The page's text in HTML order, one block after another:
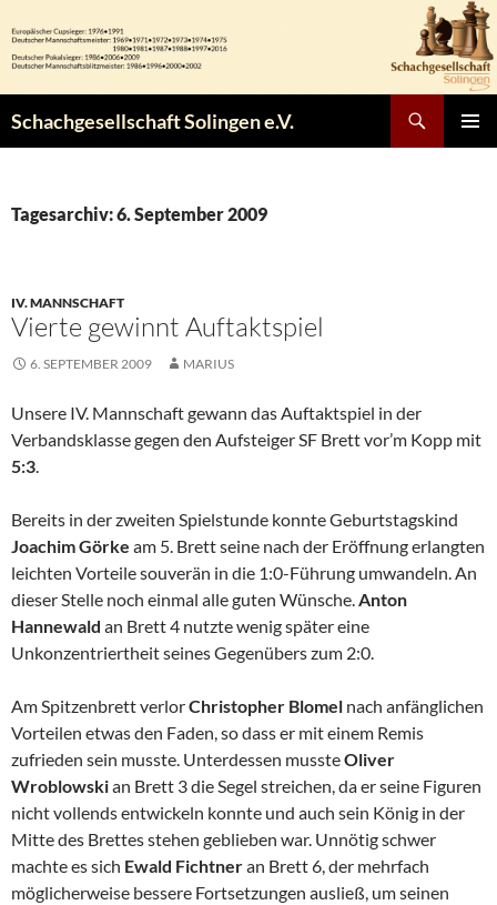
Inhalt
springen
Schachgesellschaft Solingen e.V.
Tagesarchiv: 6. September 2009
IV. MANNSCHAFT
Vierte gewinnt Auftaktspiel
6. SEPTEMBER 2009 MARIUS
Unsere IV. Mannschaft gewann das Auftaktspiel in der
Verbandsklasse gegen den Aufsteiger SF Brett vor’m Kopp mit
5:3.
Bereits in der zweiten Spielstunde konnte Geburtstagskind
Joachim Görke am 5. Brett seine nach der Eröffnung erlangten
leichten Vorteile souverän in die 1:0-Führung umwandeln. An
dieser Stelle noch einmal alle guten Wünsche.Anton
Hannewald an Brett 4 nutzte wenig später eine
Unkonzentriertheit seines Gegenübers zum 2:0.
Am Spitzenbrett verlorChristopher Blomel nach anfänglichen
Vorteilen etwas den Faden, so dass er mit einem Remis
zufrieden sein musste. Unterdessen mussteOliver
Wroblowskian Brett 3 die Segel streichen, da er seine Figuren
nicht vollends entwickeln konnte und auch sein König in der
Mitte des Brettes stehen geblieben war. Unnötig schwer
machte es sich Ewald Fichtneran Brett 6, der mehrfach
möglicherweise bessere Fortsetzungen ausließ, um seinen